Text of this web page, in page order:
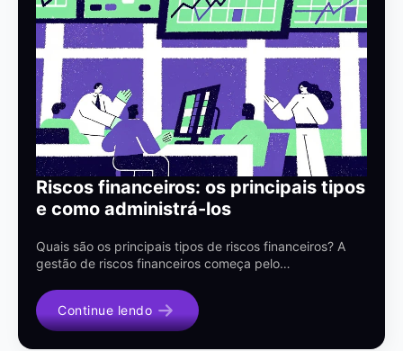
Riscos financeiros: os principais tipos
e como administrá-los
Quais são os principais tipos de riscos financeiros? A
gestão de riscos financeiros começa pelo…
Continue lendo